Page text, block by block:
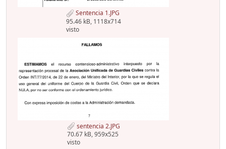
Sentencia 1.JPG
95.46 kB, 1118x714
visto
sentencia 2.JPG
70.67 kB, 959x525
visto